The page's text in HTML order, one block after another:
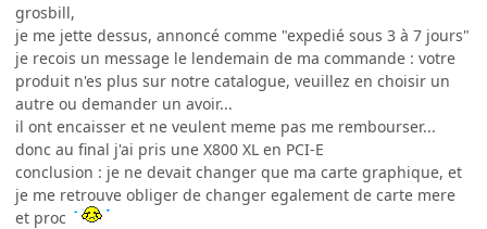
grosbill,
je me jette dessus, annoncé comme "expedié sous 3 à 7 jours"
je recois un message le lendemain de ma commande : votre
produit n'es plus sur notre catalogue, veuillez en choisir un
autre ou demander un avoir...
il ont encaisser et ne veulent meme pas me rembourser...
donc au final j'ai pris une X800 XL en PCI-E
conclusion : je ne devait changer que ma carte graphique, et
je me retrouve obliger de changer egalement de carte mere
et proc